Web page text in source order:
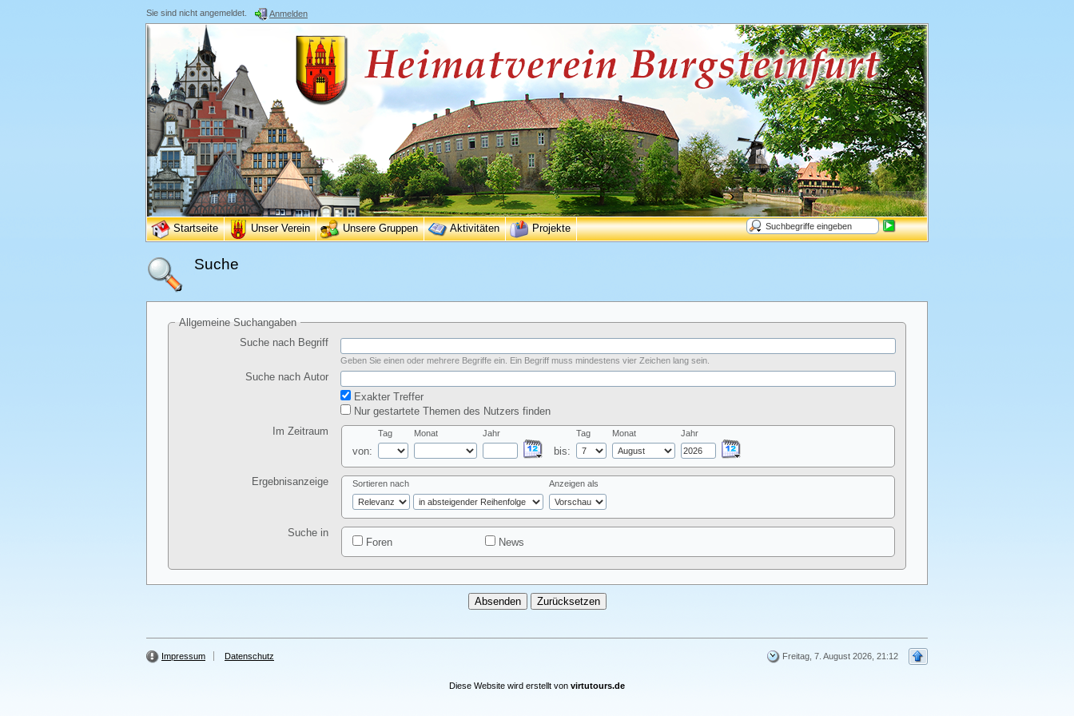
Sie sind nicht angemeldet. Anmelden
Startseite Unser Verein Unsere Gruppen Aktivitäten Projekte
Suche
Allgemeine Suchangaben
Suche nach Begriff
Geben Sie einen oder mehrere Begriffe ein. Ein Begriff muss mindestens vier Zeichen lang sein.
Suche nach Autor
Exakter Treffer
Nur gestartete Themen des Nutzers finden
Im Zeitraum
von:
Tag Monat Jahr
bis:
Tag Monat Jahr
Ergebnisanzeige Sortieren nach Anzeigen als
Suche in
Foren
News
Impressum Datenschutz Freitag, 7. August 2026, 21:12
Diese Website wird erstellt von virtutours.de